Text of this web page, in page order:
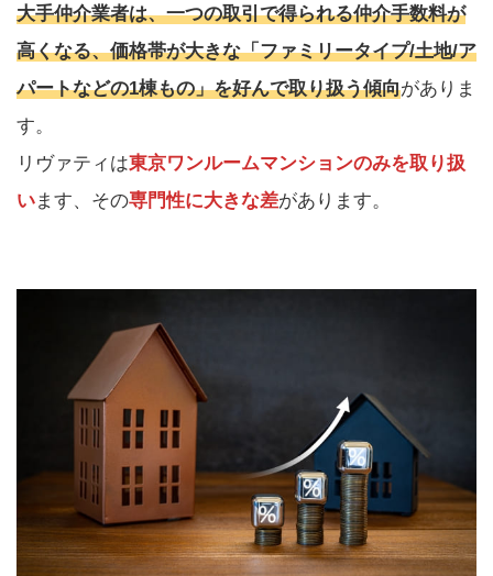
大手仲介業者は、一つの取引で得られる仲介手数料が
高くなる、価格帯が大きな「ファミリータイプ/土地/ア
パートなどの1棟もの」を好んで取り扱う傾向がありま
す。
リヴァティは東京ワンルームマンションのみを取り扱
います、その専門性に大きな差があります。